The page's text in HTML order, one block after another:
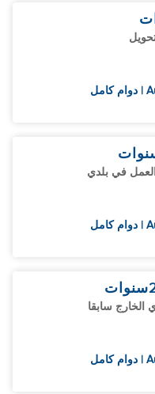
في بلدي
سنوات
الخارج سابقا